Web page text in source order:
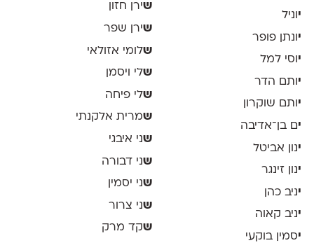
י וניל
י ונתן פופר
יוסי למל
י ותם הדר
יותם שוקרון
ים בן־אדיבה
ינון אביטל
ינון זינגר
יניב כהן
יניב קאוה
יסמין בוקעי
שירן חזון
שירן שפר
שלומי אזולאי
שלי ויסמן
שלי פיחה
שמרית אלקנתי
שני איבגי
שני דבורה
שני יסמין
שני צרור
שקד מרק